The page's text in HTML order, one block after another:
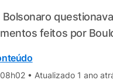
Bolsonaro questionava
feitos por
• Atualizado 1 ano